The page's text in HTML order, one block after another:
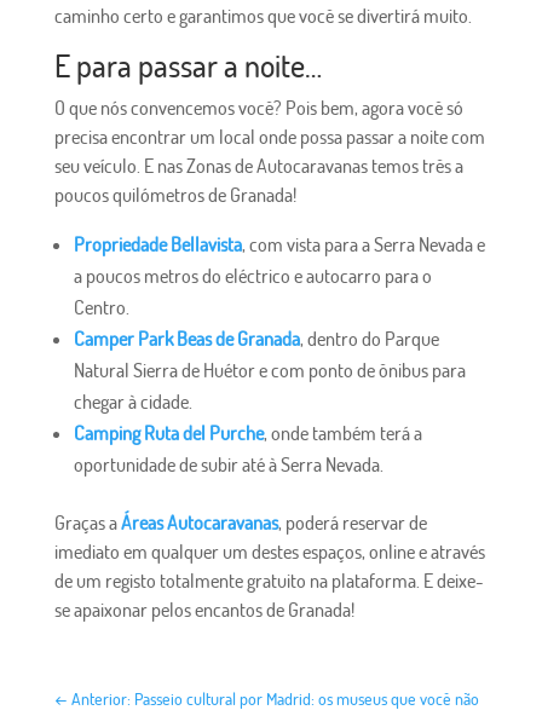
caminho certo e garantimos que você se divertirá muito.
E para passar a noite…
O que nós convencemos você? Pois bem, agora você só
precisa encontrar um local onde possa passar a noite com
seu veículo. E nas Zonas de Autocaravanas temos três a
poucos quilómetros de Granada!
Propriedade Bellavista, com vista para a Serra Nevada e
a poucos metros do eléctrico e autocarro para o
Centro.
Camper Park Beas de Granada, dentro do Parque
Natural Sierra de Huétor e com ponto de ônibus para
chegar à cidade.
Camping Ruta del Purche, onde também terá a
oportunidade de subir até à Serra Nevada.
Graças aÁreas Autocaravanas, poderá reservar de
imediato em qualquer um destes espaços, online e através
de um registo totalmente gratuito na plataforma. E deixe-
se apaixonar pelos encantos de Granada!
← Anterior: Passeio cultural por Madrid: os museus que você não